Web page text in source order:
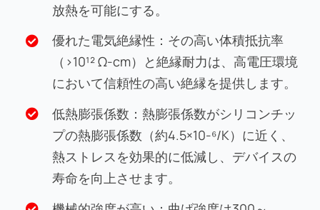
放熱を可能にする。
優れた電気絶縁性：その高い体積抵抗率
（>10¹² Ω-cm）と絶縁耐力は、高電圧環境
において信頼性の高い絶縁を提供します。
低熱膨張係数：熱膨張係数がシリコンチッ
プの熱膨張係数（約4.5×10-⁶/K）に近く、
熱ストレスを効果的に低減し、デバイスの
寿命を向上させます。